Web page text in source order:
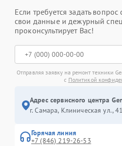
Если требуется задать вопрос
свои данные и дежурный
проконсультирует Вас!
Отправляя заявку на ремонт техники
с Политикой
Адрес сервисного центра
г. Самара, Клиническая ул.,
Горячая линия
+7 (846) 219-26-53